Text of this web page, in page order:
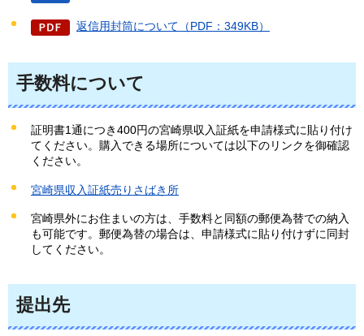
返信用封筒について（PDF：349KB）
手数料について
証明書1通につき400円の宮崎県収入証紙を申請様式に貼り付け
てください。購入できる場所については以下のリンクを御確認
ください。
宮崎県収入証紙売りさばき所
宮崎県外にお住まいの方は、手数料と同額の郵便為替での納入
も可能です。郵便為替の場合は、申請様式に貼り付けずに同封
してください。
提出先